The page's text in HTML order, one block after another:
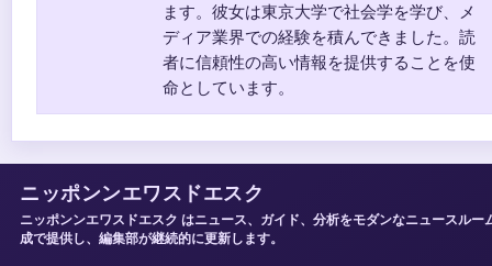
ます。彼女は東京大学で社会学を学び、メ
ディア業界での経験を積んできました。読
者に信頼性の高い情報を提供することを使
命としています。
ニッポンンエワスドエスク
ニッポンンエワスドエスク はニュース、ガイド、分析をモダンなニュースルー
成で提供し、編集部が継続的に更新します。